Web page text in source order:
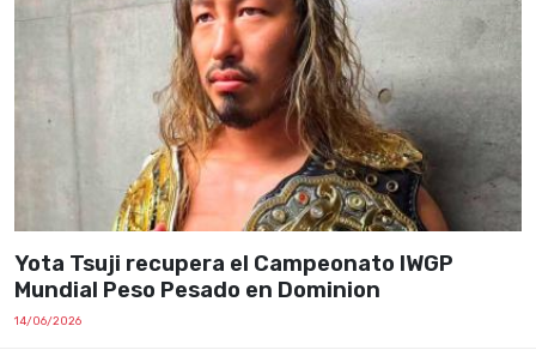
Yota Tsuji recupera el Campeonato IWGP
Mundial Peso Pesado en Dominion
14/06/2026